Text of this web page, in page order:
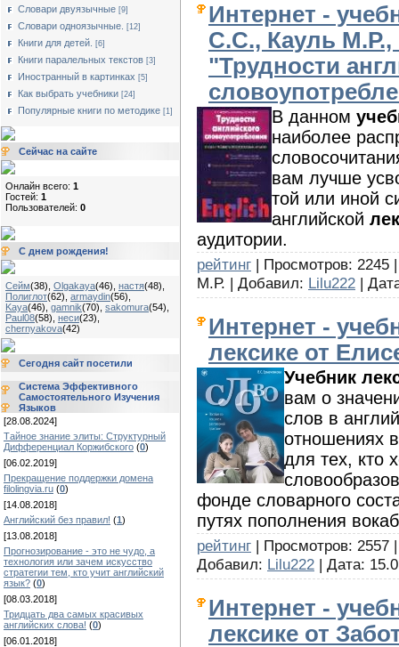
Словари двуязычные [9]
Словари одноязычные. [12]
Книги для детей. [6]
Книги паралельных текстов [3]
Иностранный в картинках [5]
Как выбрать учебники [24]
Популярные книги по методике [1]
Сейчас на сайте
Онлайн всего: 1
Гостей: 1
Пользователей: 0
С днем рождения!
Сейм(38) Olgakaya(46) настя(48)
Полиглот(62) armaydin(56)
Kaya(46) gamnik(70) sakomura(54)
Paul08(58) неси(23)
chernyakova(42)
Сегодня сайт посетили
Система Эффективного
Самостоятельного Изучения
Языков
[28.08.2024]
Тайное знание элиты: Структурный
Дифференциал Коржибского (0)
[06.02.2019]
Прекращение поддержки домена
filolingvia.ru (0)
[14.08.2018]
Английский без правил! (1)
[13.08.2018]
Прогнозирование - это не чудо, а
технология или зачем искусство
стратегии тем, кто учит английский
язык? (0)
[08.03.2018]
Тридцать два самых красивых
английских слова! (0)
[06.01.2018]
Интернет -
С.С., Кауль М.Р.,
"Трудности
В данном
наиболее
вам лучше
той или иной
английской
аудитории.
рейтинг | Просмотров: 2245
М.Р. | Добавил: Lilu222 |
Интернет -
лексике от
Учебник
вам о
слов в
отношениях
для тех, кто
фонде словарного
путях пополнения
рейтинг | Просмотров: 2557
Добавил: Lilu222 | Дата:
Интернет -
лексике от